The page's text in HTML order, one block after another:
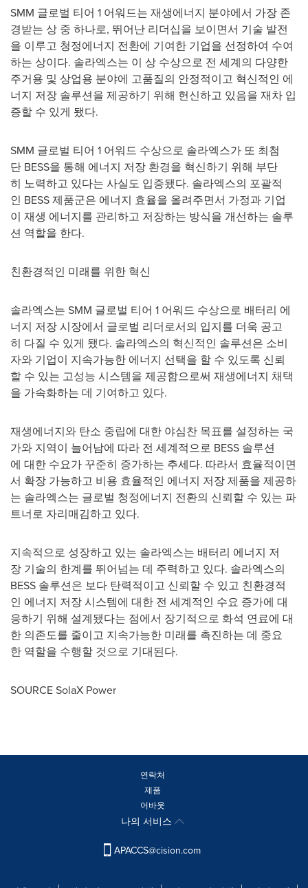
SMM 글로벌 티어 1 어워드는 재생에너지 분야에서 가장 존
경받는 상 중 하나로, 뛰어난 리더십을 보이면서 기술 발전
을 이루고 청정에너지 전환에 기여한 기업을 선정하여 수여
하는 상이다. 솔라엑스는 이 상 수상으로 전 세계의 다양한
주거용 및 상업용 분야에 고품질의 안정적이고 혁신적인 에
너지 저장 솔루션을 제공하기 위해 헌신하고 있음을 재차 입
증할 수 있게 됐다.
SMM 글로벌 티어 1 어워드 수상으로 솔라엑스가 또 최첨
단 BESS을 통해 에너지 저장 환경을 혁신하기 위해 부단
히 노력하고 있다는 사실도 입증됐다. 솔라엑스의 포괄적
인 BESS 제품군은 에너지 효율을 올려주면서 가정과 기업
이 재생 에너지를 관리하고 저장하는 방식을 개선하는 솔루
션 역할을 한다.
친환경적인 미래를 위한 혁신
솔라엑스는 SMM 글로벌 티어 1 어워드 수상으로 배터리 에
너지 저장 시장에서 글로벌 리더로서의 입지를 더욱 공고
히 다질 수 있게 됐다. 솔라엑스의 혁신적인 솔루션은 소비
자와 기업이 지속가능한 에너지 선택을 할 수 있도록 신뢰
할 수 있는 고성능 시스템을 제공함으로써 재생에너지 채택
을 가속화하는 데 기여하고 있다.
재생에너지와 탄소 중립에 대한 야심찬 목표를 설정하는 국
가와 지역이 늘어남에 따라 전 세계적으로 BESS 솔루션
에 대한 수요가 꾸준히 증가하는 추세다. 따라서 효율적이면
서 확장 가능하고 비용 효율적인 에너지 저장 제품을 제공하
는 솔라엑스는 글로벌 청정에너지 전환의 신뢰할 수 있는 파
트너로 자리매김하고 있다.
지속적으로 성장하고 있는 솔라엑스는 배터리 에너지 저
장 기술의 한계를 뛰어넘는 데 주력하고 있다. 솔라엑스의
BESS 솔루션은 보다 탄력적이고 신뢰할 수 있고 친환경적
인 에너지 저장 시스템에 대한 전 세계적인 수요 증가에 대
응하기 위해 설계됐다는 점에서 장기적으로 화석 연료에 대
한 의존도를 줄이고 지속가능한 미래를 촉진하는 데 중요
한 역할을 수행할 것으로 기대된다.
SOURCE SolaX Power
연락처
제품
어바웃
나의 서비스
APACCS@cision.com